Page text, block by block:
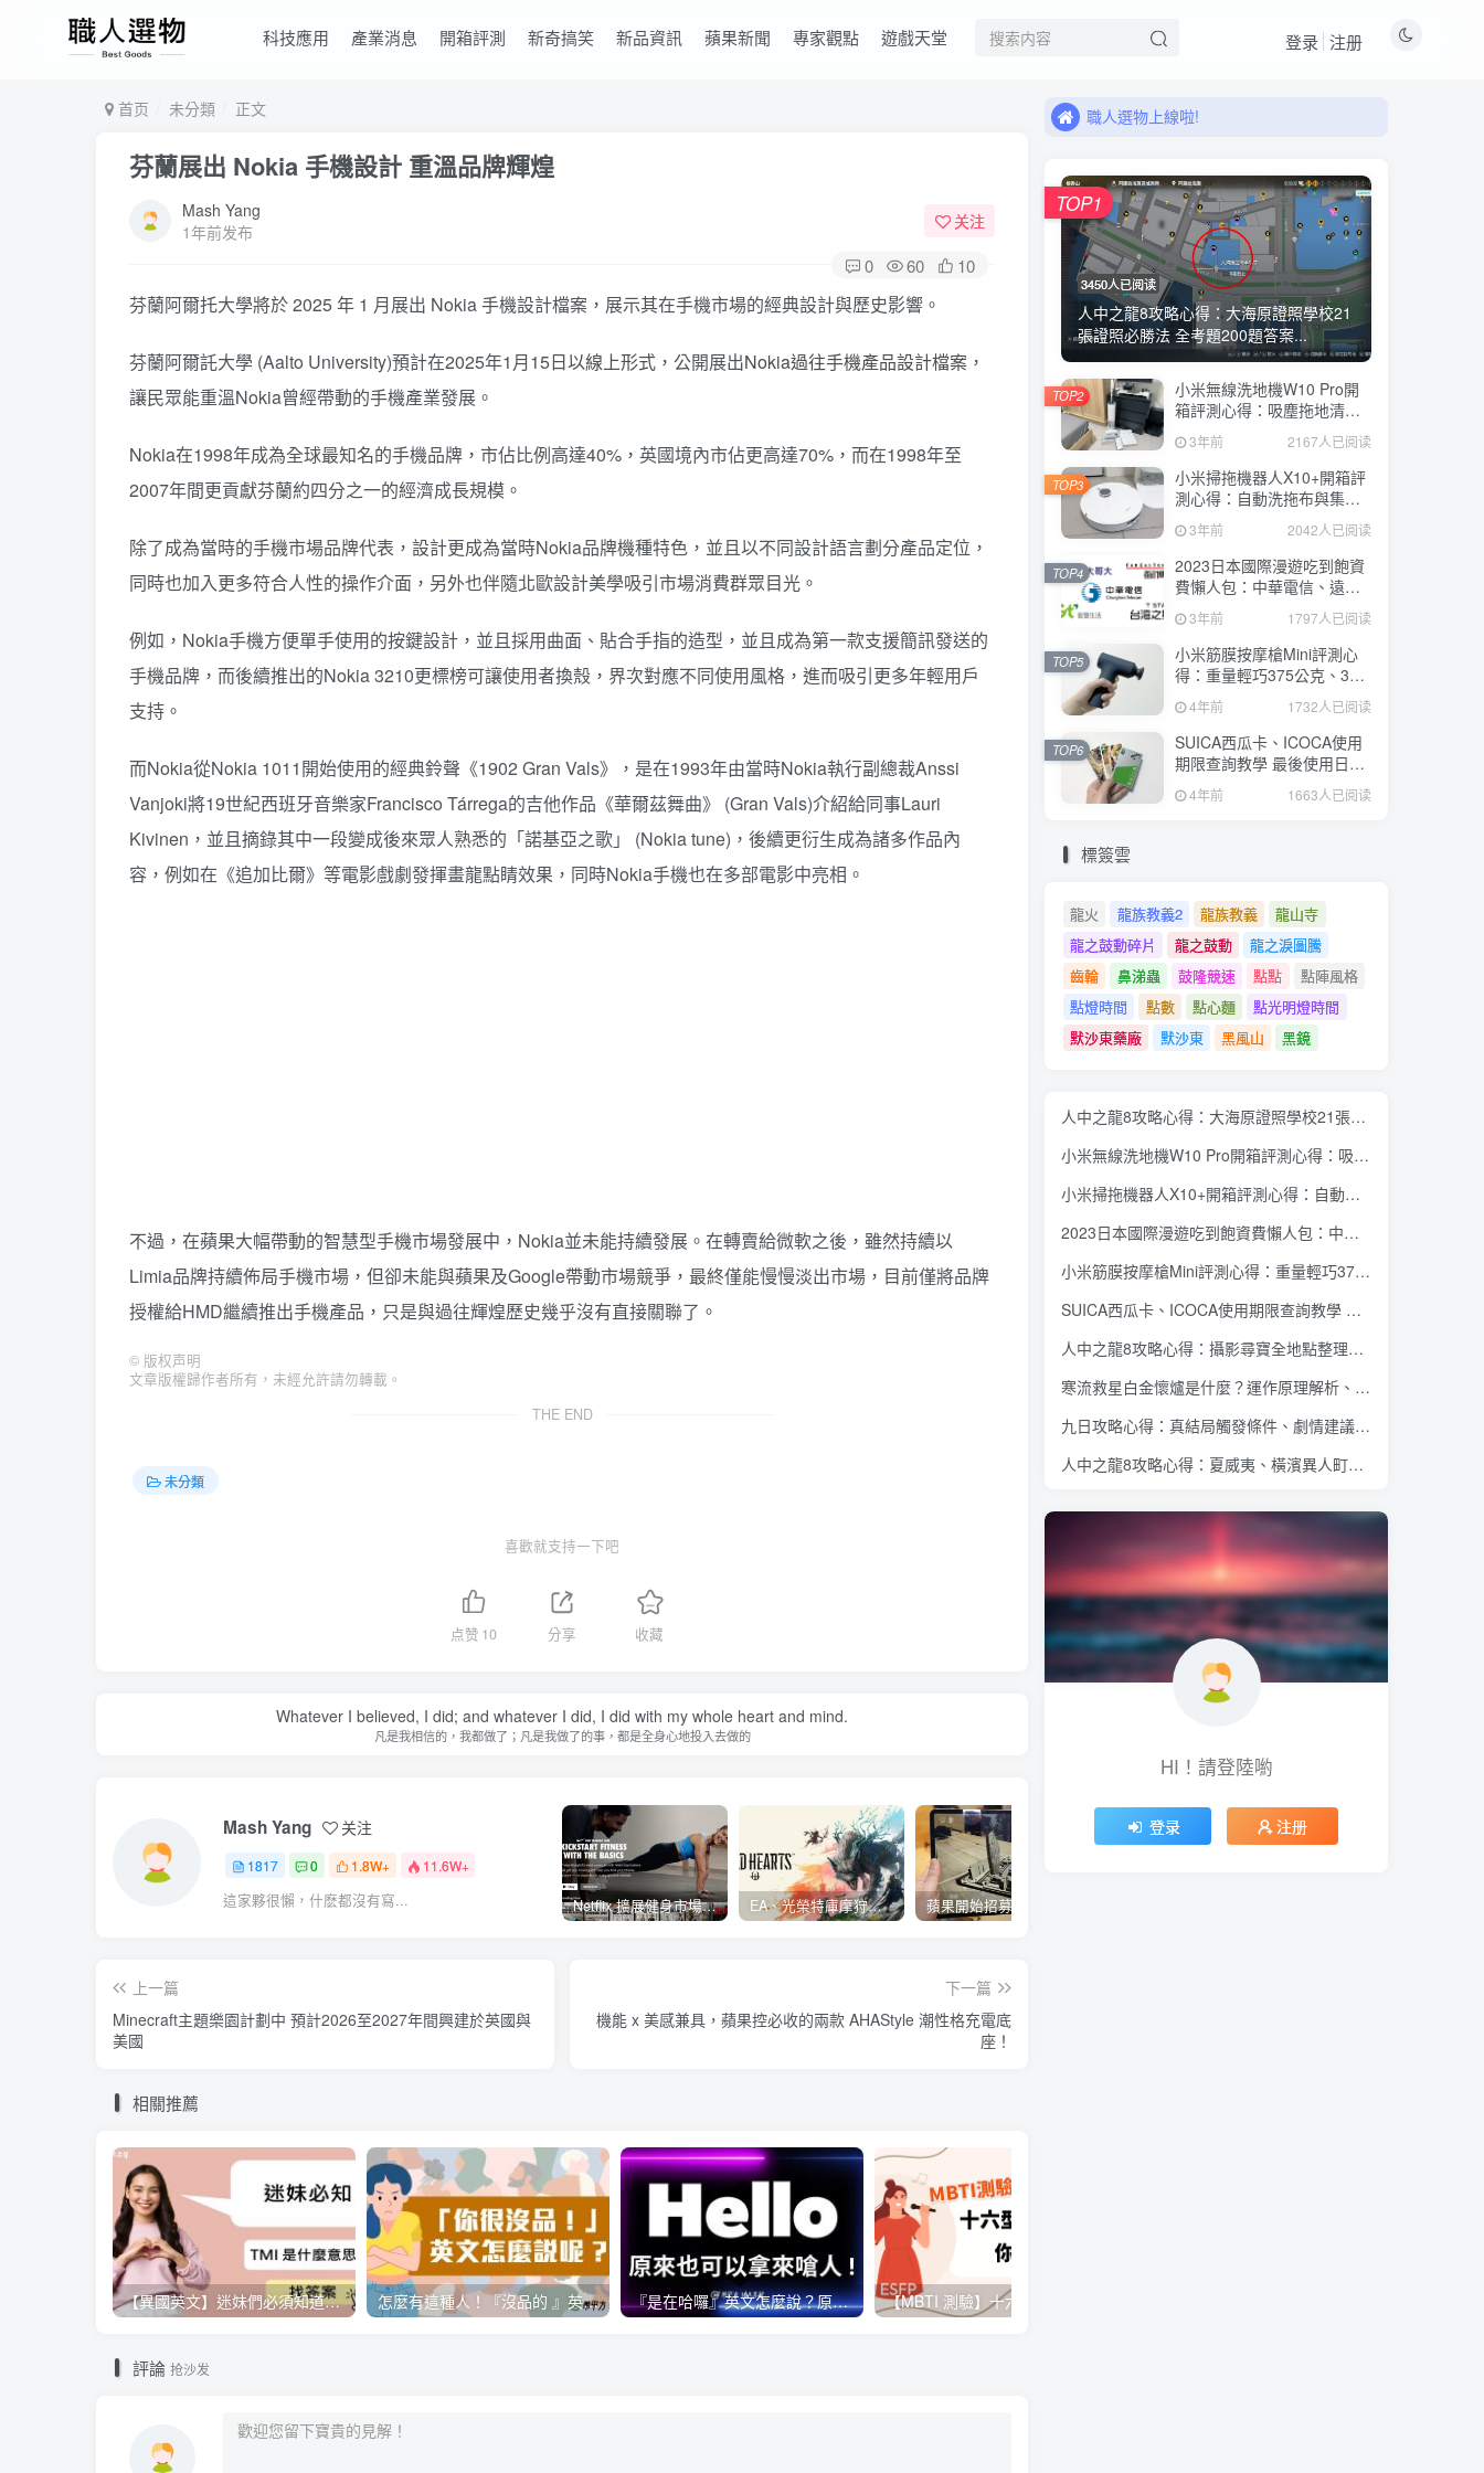
科技應用 產業消息 開箱評測 新奇搞笑 新品資訊 蘋果新聞 專家觀點 遊戲天堂 登录 注册
首页 未分類 正文
芬蘭展出 Nokia 手機設計 重溫品牌輝煌
Mash Yang
1年前发布
关注
0 60 10
芬蘭阿爾托大學將於 2025 年 1 月展出 Nokia 手機設計檔案，展示其在手機市場的經典設計與歷史影響。
芬蘭阿爾託大學 (Aalto University)預計在2025年1月15日以線上形式 ，公開展出Nokia過往手機產品設計檔案 ，
讓民眾能重溫Nokia曾經帶動的手機產業發展。
Nokia在1998年成為全球最知名的手機品牌，市佔比例高達40%，英國境內市佔更高達70%，而在1998年至
2007年間更貢獻芬蘭約四分之一的經濟成長規模。
除了成為當時的手機市場品牌代表，設計更成為當時Nokia品牌機種特色，並且以不同設計語言劃分產品定位，
同時也加入更多符合人性的操作介面，另外也伴隨北歐設計美學吸引市場消費群眾目光。
例如，Nokia手機方便單手使用的按鍵設計，並且採用曲面、貼合手指的造型，並且成為第一款支援簡訊發送的
手機品牌，而後續推出的Nokia 3210更標榜可讓使用者換殼，界次對應不同使用風格，進而吸引更多年輕用戶
支持。
而Nokia從Nokia 1011開始使用的經典鈴聲《1902 Gran Vals》，是在1993年由當時Nokia執行副總裁Anssi
Vanjoki將19世紀西班牙音樂家Francisco Tárrega的吉他作品《華爾茲舞曲》 (Gran Vals)介紹給同事Lauri
Kivinen，並且摘錄其中一段變成後來眾人熟悉的「諾基亞之歌」 (Nokia tune)，後續更衍生成為諸多作品內
容，例如在《追加比爾》等電影戲劇發揮畫龍點睛效果，同時Nokia手機也在多部電影中亮相。
不過，在蘋果大幅帶動的智慧型手機市場發展中，Nokia並未能持續發展。在轉賣給微軟之後，雖然持續以
Limia品牌持續佈局手機市場，但卻未能與蘋果及Google帶動市場競爭，最終僅能慢慢淡出市場，目前僅將品牌
授權給HMD繼續推出手機產品，只是與過往輝煌歷史幾乎沒有直接關聯了。
© 版权声明
文章版權歸作者所有，未經允許請勿轉載。
THE END
未分類
喜歡就支持一下吧
点赞 10 分享 收藏
Whatever I believed, I did; and whatever I did, I did with my whole heart and mind.
凡是我相信的，我都做了；凡是我做了的事，都是全身心地投入去做的
Mash Yang 关注
1817 0 1.8W+ 11.6W+
這家夥很懶，什麽都沒有寫... Netflix 擴展健身市場 與 Nike 合作推出《Nike Training Club》系列健身影片 EA、光榮特庫摩狩獵冒險遊戲《WILD HEARTS》公布「強大化獸」宣傳影片
上一篇
Minecraft主題樂園計劃中 預計2026至2027年間興建於英國與
美國
下一篇
機能 x 美感兼具，蘋果控必收的兩款 AHAStyle 潮性格充電底
座！
相關推薦
【異國英文】迷妹們必須知道的小知識，「TMI」是什麼意思呢？ 怎麼有這種人！『沒品的 』英文該怎麼說呢 ? 『是在哈囉』英文怎麼說？原來『Hello』還可以拿來嗆人！
評論 抢沙发
職人選物上線啦!
職人選物上線啦!
3450人已阅读
人中之龍8攻略心得：大海原證照學校21
張證照必勝法 全考題200題答案...
TOP1
小米無線洗地機W10 Pro開
箱評測心得：吸塵拖地清洗3
合1、90度可調式機身、續航
力35分鐘、售價15995元
3年前 2167人已阅读
TOP2
小米掃拖機器人X10+開箱評
測心得：自動洗拖布與集
塵、旋轉式拖布更乾淨、連
續使用2小時、售價26995元
3年前 2042人已阅读
TOP3
2023日本國際漫遊吃到飽資
費懶人包：中華電信、遠傳
電信、台灣大哥大、台灣之
星、亞太電信
3年前 1797人已阅读
TOP4
小米筋膜按摩槍Mini評測心
得：重量輕巧375公克、3種
替換頭和3種模式、售價
2295元
4年前 1732人已阅读
TOP5
SUICA西瓜卡、ICOCA使用
期限查詢教學 最後使用日10
年內都有效 Android、iOS都
適用4年前 1663人已阅读
TOP6
標簽雲
龍火 龍族教義2 龍族教義
龍山寺
龍之鼓動碎片
龍之鼓動
龍之淚圖騰
齒輪
鼻涕蟲 鼓隆競速 點點
點陣風格
點燈時間
點數 點心麵
點光明燈時間
默沙東藥廠
默沙東 黑風山 黑鏡
人中之龍8攻略心得：大海原證照學校21張證照必勝法 全考題200題答案整理
小米無線洗地機W10 Pro開箱評測心得：吸塵拖地清洗3合1、90度可調式機身、續航力35分鐘、售價15995元
小米掃拖機器人X10+開箱評測心得：自動洗拖布與集塵、旋轉式拖布更乾淨、連續使用2小時、售價26995元
2023日本國際漫遊吃到飽資費懶人包：中華電信、遠傳電信、台灣大哥大、台灣之星、亞太電信
小米筋膜按摩槍Mini評測心得：重量輕巧375公克、3種替換頭和3種模式、售價2295元
SUICA西瓜卡、ICOCA使用期限查詢教學 最後使用日10年內都有效 Android、iOS都適用
人中之龍8攻略心得：攝影尋寶全地點整理、70個夏威夷與40個橫濱拍攝位置圖解
寒流救星白金懷爐是什麼？運作原理解析、相比電暖蛋有哪些優缺點？懷爐挑選方法介紹
九日攻略心得：真結局觸發條件、劇情建議攻略順序、全流程過關整理
人中之龍8攻略心得：夏威夷、橫濱異人町、神室町 全部14位神秘捏捏NPC地圖位置整理
HI！請登陸喲
登录 注册